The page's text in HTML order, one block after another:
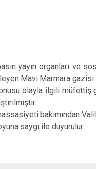
yayın organları ve
Mavi Marmara gazisi
olayla ilgili müfettiş
bakımından
saygı ile duyurulur.